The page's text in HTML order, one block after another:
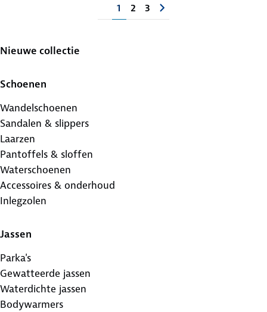
1 2 3
Nieuwe collectie
Schoenen
Wandelschoenen
Sandalen & slippers
Laarzen
Pantoffels & sloffen
Waterschoenen
Accessoires & onderhoud
Inlegzolen
Jassen
Parka's
Gewatteerde jassen
Waterdichte jassen
Bodywarmers